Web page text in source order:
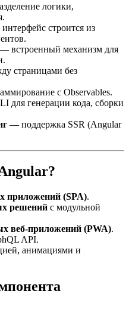
логики,
строится из
— встроенный механизм для
страницами без
с Observables.
генерации кода, сборки
— поддержка SSR (Angular
приложений (SPA).
решений с модульной
веб-приложений (PWA).
API.
анимациями и